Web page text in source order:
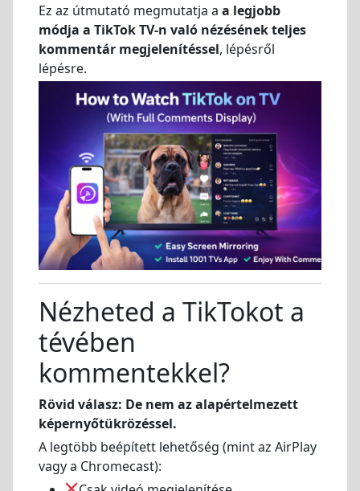
Ez az útmutató megmutatja a a legjobb
módja a TikTok TV-n való nézésének teljes
kommentár megjelenítéssel, lépésről
lépésre.
Nézheted a TikTokot a
tévében
kommentekkel?
Rövid válasz: De nem az alapértelmezett
képernyőtükrözéssel.
A legtöbb beépített lehetőség (mint az AirPlay
vagy a Chromecast):